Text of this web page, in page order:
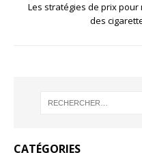
Les stratégies de prix
des
CATÉGORIES